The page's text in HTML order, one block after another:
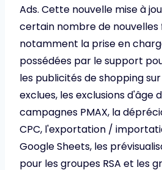
Ads. Cette nouvelle mise à
certain nombre de
notamment la prise en
possédées par le support
les publicités de shopping
exclues, les exclusions d'âge
campagnes PMAX, la
CPC, l'exportation /
Google Sheets, les
pour les groupes RSA et les